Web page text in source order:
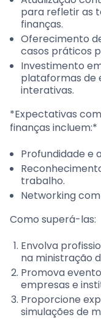
para refletir as
finanças.
Oferecimento
casos práticos
Investimento
plataformas de
interativas.
*Expectativas
finanças incluem:*
Profundidade e
trabalho.
Networking
Como superá-las:
Envolva
na ministração
Promova
empresas e
Proporcione
simulações de